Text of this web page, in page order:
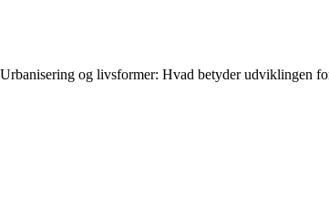
Urbanisering og livsformer: Hvad betyder udviklingen